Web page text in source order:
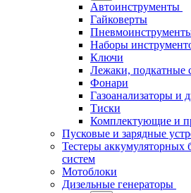
Автоинструменты
Гайковерты
Наборы
Ключи
Лежаки, подкатные
Фонари
Газоанализаторы и
Тиски
Комплектующие и
Пусковые и зарядные
Тестеры аккумуляторных
систем
Мотоблоки
Дизельные генераторы